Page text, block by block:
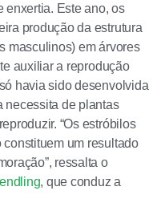
enxertia. Este ano, os
produção da estrutura
masculinos) em árvores
auxiliar a reprodução
havia sido desenvolvida
necessita de plantas
“Os estróbilos
um resultado
ressalta o
, que conduz a